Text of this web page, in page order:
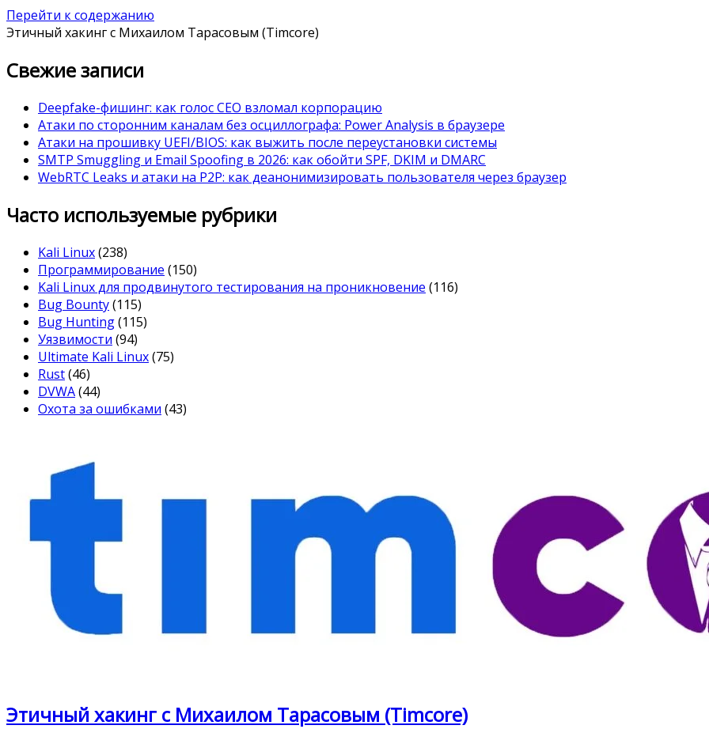
Перейти к содержанию
Этичный хакинг с Михаилом Тарасовым (Timcore)
Свежие записи
Deepfake-фишинг: как голос CEO взломал корпорацию
Атаки по сторонним каналам без осциллографа: Power Analysis в браузере
Атаки на прошивку UEFI/BIOS: как выжить после переустановки системы
SMTP Smuggling и Email Spoofing в 2026: как обойти SPF, DKIM и DMARC
WebRTC Leaks и атаки на P2P: как деанонимизировать пользователя через браузер
Часто используемые рубрики
Kali Linux(238)
Программирование (150)
Kali Linux для продвинутого тестирования на проникновение (116)
Bug Bounty(115)
Bug Hunting(115)
Уязвимости (94)
Ultimate Kali Linux(75)
Rust(46)
DVWA(44)
Охота за ошибками (43)
Этичный хакинг с Михаилом Тарасовым (Timcore)